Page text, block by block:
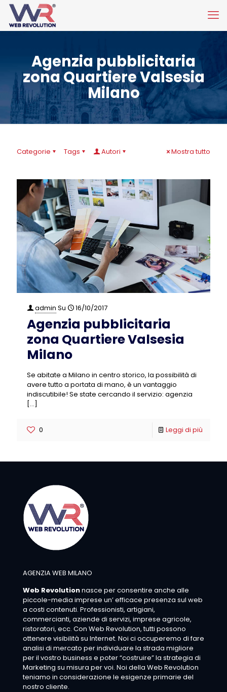
Agenzia pubblicitaria
zona Quartiere Valsesia
Milano
Categorie Tags Autori Mostra tutto
admin Su 16/10/2017
Agenzia pubblicitaria
zona Quartiere Valsesia
Milano
Se abitate a Milano in centro storico, la possibilità di
avere tutto a portata di mano, è un vantaggio
indiscutibile! Se state cercando il servizio: agenzia
[…]
0 Leggi di più
AGENZIA WEB MILANO
Web Revolutionnasce per consentire anche alle
piccole-media imprese un’ efficace presenza sul web
a costi contenuti. Professionisti, artigiani,
commercianti, aziende di servizi, imprese agricole,
ristoratori, ecc. Con Web Revolution, tutti possono
ottenere visibilità su Internet. Noi ci occuperemo di fare
analisi di mercato per individuare la strada migliore
per il vostro business e poter “costruire” la strategia di
Marketing su misura per voi. Noi della Web Revolution
teniamo in considerazione le esigenze primarie del
nostro cliente.